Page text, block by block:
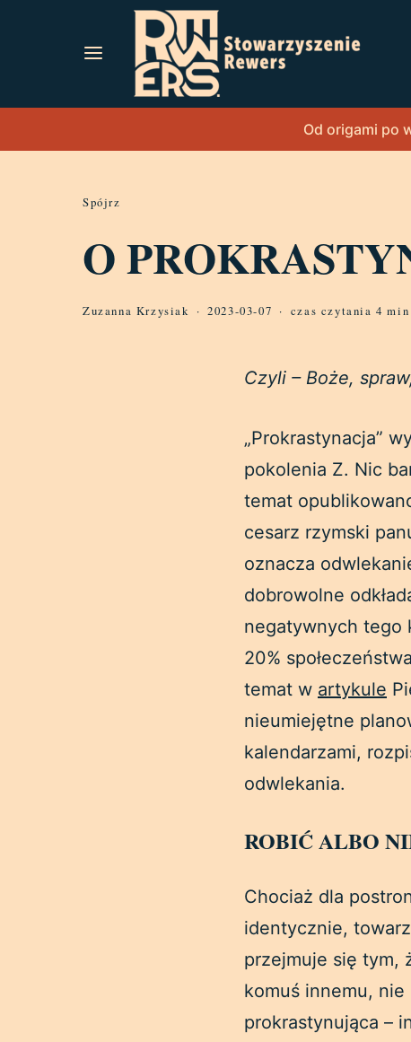
Od origami po
Spójrz
O
Zuzanna Krzysiak 2023-03-07 czas czytania 4 min
Czyli – Boże,
„Prokrastynacja”
pokolenia Z. Nic
temat
cesarz rzymski
oznacza
dobrowolne
negatywnych tego
20%
temat w artykule
nieumiejętne
kalendarzami,
odwlekania.
ROBIĆ ALBO
Chociaż dla
identycznie,
przejmuje się tym,
komuś innemu,
prokrastynująca –